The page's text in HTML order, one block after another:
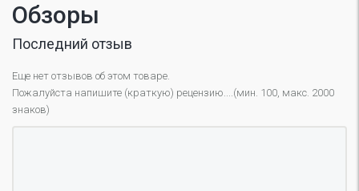
Обзоры
Последний отзыв
Еще нет отзывов об этом товаре.
Пожалуйста напишите (краткую) рецензию....(мин. 100, макс. 2000
знаков)